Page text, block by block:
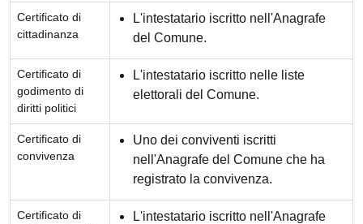
Certificato di
cittadinanza
L'intestatario iscritto nell'Anagrafe
del Comune.
Certificato di
godimento di
diritti politici
L'intestatario iscritto nelle liste
elettorali del Comune.
Certificato di
convivenza
Uno dei conviventi iscritti
nell'Anagrafe del Comune che ha
registrato la convivenza.
Certificato di
L'intestatario iscritto nell'Anagrafe